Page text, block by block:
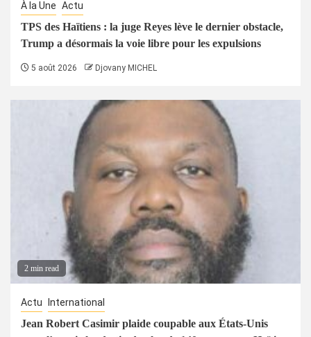
À la Une Actu
TPS des Haïtiens : la juge Reyes lève le dernier obstacle,
Trump a désormais la voie libre pour les expulsions
5 août 2026 Djovany MICHEL
2 min read
Actu International
Jean Robert Casimir plaide coupable aux États-Unis